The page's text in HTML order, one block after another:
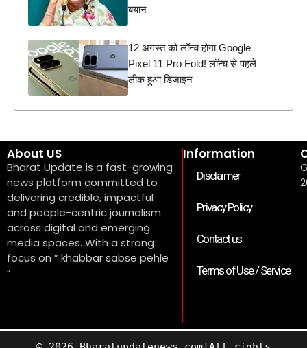
बयान
12 अगस्त को लॉन्च होगा Google
Pixel 11 Pro Fold! लॉन्च से पहले
लीक हुआ डिजाइन
About US
Bharat Update is a fast-growing
news platform committed to
delivering credible, impactful
and people-centric journalism
across digital and emerging
media spaces. With a strong
focus on ” khabbar sabse pehle
“
Information
Disclaimer
Privacy Policy
Contact us
Terms of Use / Service